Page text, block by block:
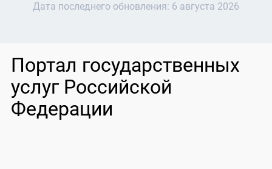
Дата последнего обновления: 6 августа 2026
Портал государственных
услуг Российской
Федерации